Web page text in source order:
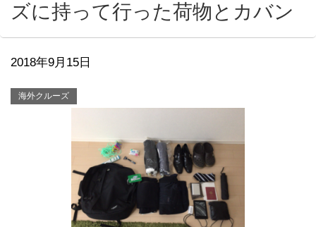
ズに持って行った荷物とカバン
2018年9月15日
海外クルーズ